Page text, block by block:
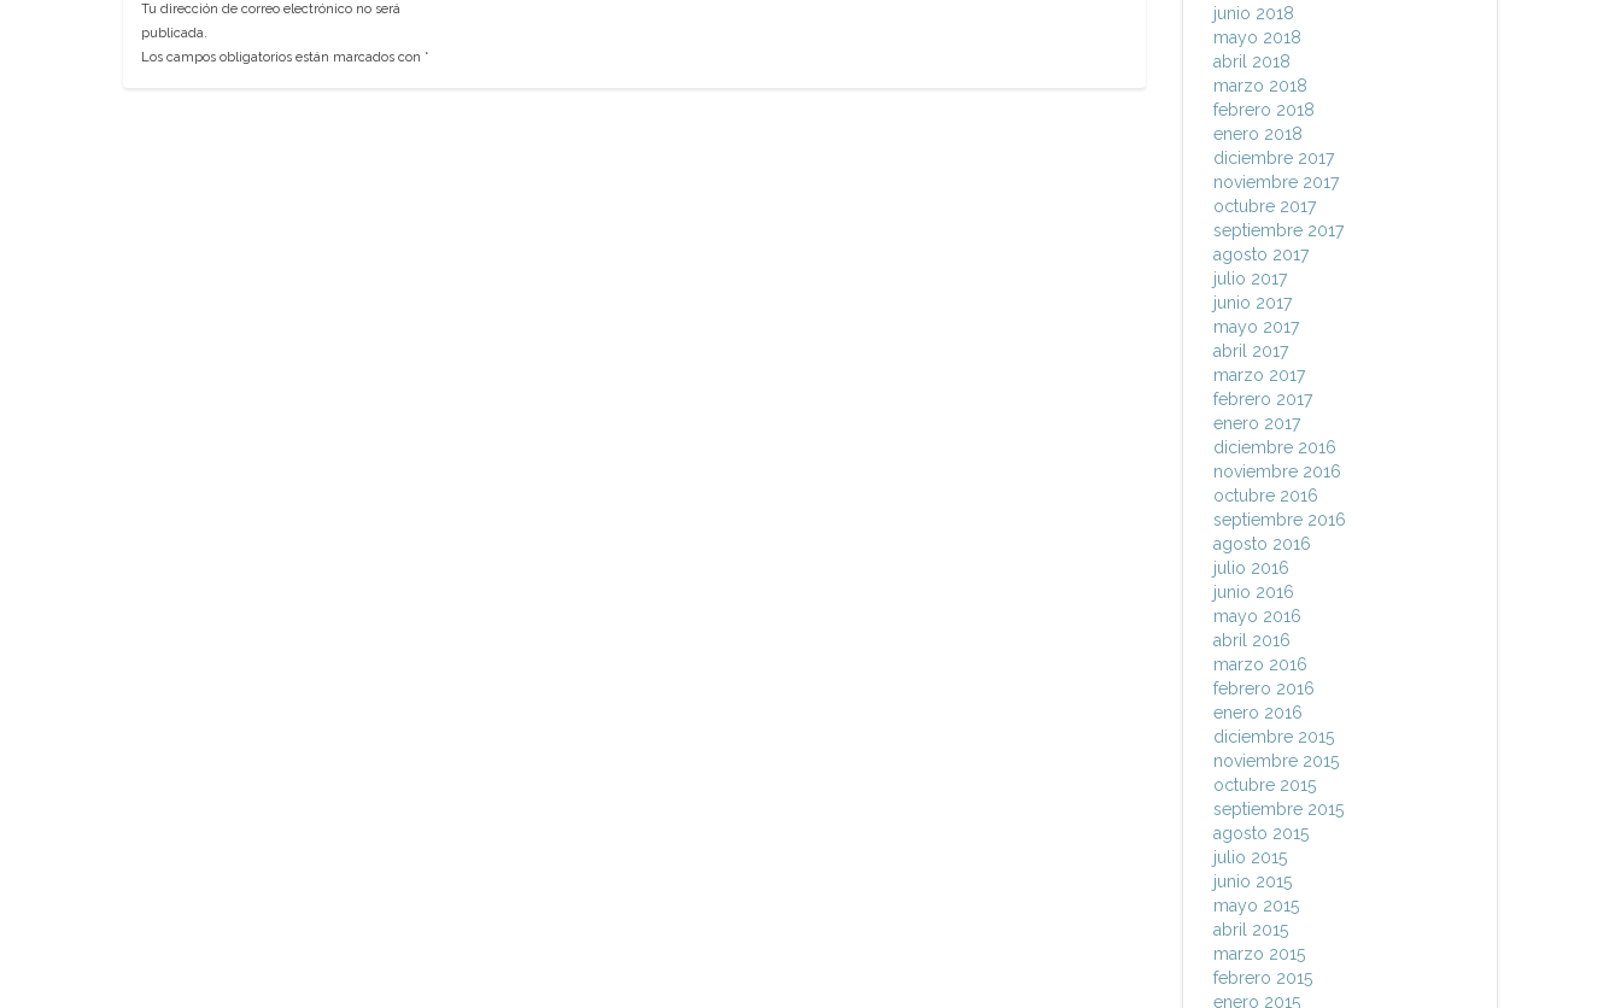
Tu dirección de correo electrónico no será
publicada.
Los campos obligatorios están marcados con *
junio 2018
mayo 2018
abril 2018
marzo 2018
febrero 2018
enero 2018
diciembre 2017
noviembre 2017
octubre 2017
septiembre 2017
agosto 2017
julio 2017
junio 2017
mayo 2017
abril 2017
marzo 2017
febrero 2017
enero 2017
diciembre 2016
noviembre 2016
octubre 2016
septiembre 2016
agosto 2016
julio 2016
junio 2016
mayo 2016
abril 2016
marzo 2016
febrero 2016
enero 2016
diciembre 2015
noviembre 2015
octubre 2015
septiembre 2015
agosto 2015
julio 2015
junio 2015
mayo 2015
abril 2015
marzo 2015
febrero 2015
enero 2015